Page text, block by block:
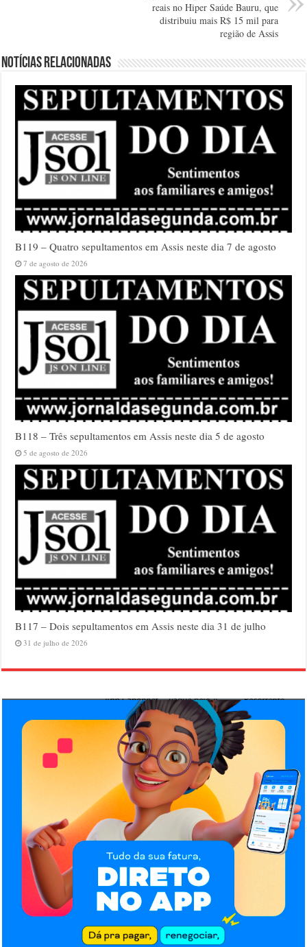
reais no Hiper Saúde Bauru, que
distribuiu mais R$ 15 mil para
região de Assis
Notícias relacionadas
B119 – Quatro sepultamentos em Assis neste dia 7 de agosto
7 de agosto de 2026
B118 – Três sepultamentos em Assis neste dia 5 de agosto
5 de agosto de 2026
B117 – Dois sepultamentos em Assis neste dia 31 de julho
31 de julho de 2026